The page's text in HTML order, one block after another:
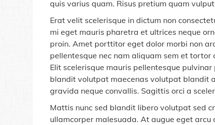
quis varius quam. Risus pretium quam
Erat velit scelerisque in dictum non
mi eget mauris pharetra et ultrices neque
proin. Amet porttitor eget dolor morbi non
pellentesque nec nam aliquam sem et
Elit scelerisque mauris pellentesque
blandit volutpat maecenas volutpat blandit
gravida neque convallis. Sagittis orci a
Mattis nunc sed blandit libero volutpat sed
ullamcorper malesuada. At augue eget